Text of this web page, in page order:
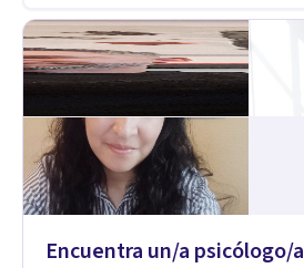
Encuentra un/a psicólogo/a